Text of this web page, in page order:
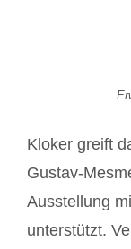
Kloker greift
Gustav-
Ausstellung
unterstützt.